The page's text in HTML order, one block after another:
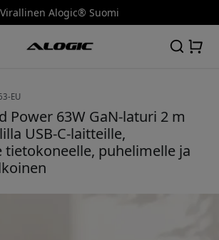
Virallinen Alogic® Suomi
EU
Power 63W GaN-laturi 2 m
USB-C-laitteille,
tietokoneelle, puhelimelle ja